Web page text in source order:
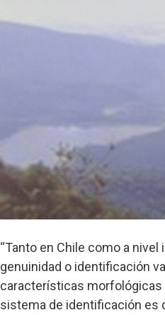
“Tanto en Chile como a
genuinidad o identificación
características morfológicas
sistema de identificación es